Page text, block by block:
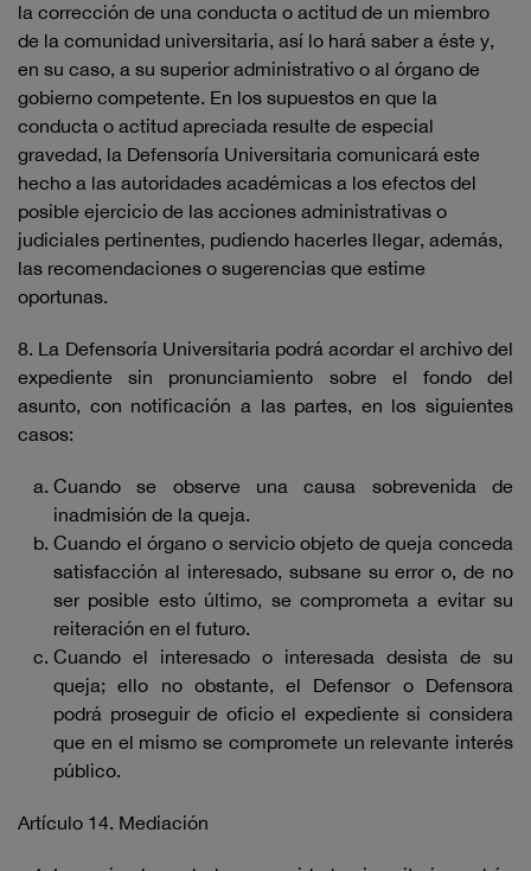
la corrección de una conducta o actitud de un miembro
de la comunidad universitaria, así lo hará saber a éste y,
en su caso, a su superior administrativo o al órgano de
gobierno competente. En los supuestos en que la
conducta o actitud apreciada resulte de especial
gravedad, la Defensoría Universitaria comunicará este
hecho a las autoridades académicas a los efectos del
posible ejercicio de las acciones administrativas o
judiciales pertinentes, pudiendo hacerles llegar, además,
las recomendaciones o sugerencias que estime
oportunas.
8. La Defensoría Universitaria podrá acordar el archivo del
expediente sin pronunciamiento sobre el fondo del
asunto, con notificación a las partes, en los siguientes
casos:
Cuando se observe una causa sobrevenida de
inadmisión de la queja.
Cuando el órgano o servicio objeto de queja conceda
satisfacción al interesado, subsane su error o, de no
ser posible esto último, se comprometa a evitar su
reiteración en el futuro.
Cuando el interesado o interesada desista de su
queja; ello no obstante, el Defensor o Defensora
podrá proseguir de oficio el expediente si considera
que en el mismo se compromete un relevante interés
público.
Artículo 14. Mediación